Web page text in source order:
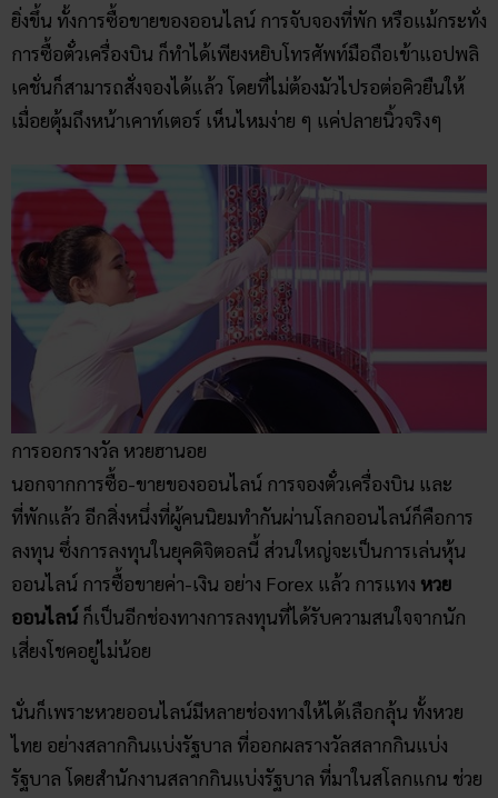
ยิ่งขึ้น ทั้งการซื้อขายของออนไลน์ การจับจองที่พัก หรือแม้กระทั่ง
การซื้อตั๋วเครื่องบิน ก็ทำได้เพียงหยิบโทรศัพท์มือถือเข้าแอปพลิ
เคชั่นก็สามารถสั่งจองได้แล้ว โดยที่ไม่ต้องมัวไปรอต่อคิวยืนให้
เมื่อยตุ้มถึงหน้าเคาท์เตอร์ เห็นไหมง่าย ๆ แค่ปลายนิ้วจริงๆ
การออกรางวัล หวยฮานอย
นอกจากการซื้อ-ขายของออนไลน์ การจองตั๋วเครื่องบิน และ
ที่พักแล้ว อีกสิ่งหนึ่งที่ผู้คนนิยมทำกันผ่านโลกออนไลน์ก็คือการ
ลงทุน ซึ่งการลงทุนในยุคดิจิตอลนี้ ส่วนใหญ่จะเป็นการเล่นหุ้น
ออนไลน์ การซื้อขายค่า-เงิน อย่าง Forex แล้ว การแทง หวย
ออนไลน์ ก็เป็นอีกช่องทางการลงทุนที่ได้รับความสนใจจากนัก
เสี่ยงโชคอยู่ไม่น้อย
นั่นก็เพราะหวยออนไลน์มีหลายช่องทางให้ได้เลือกลุ้น ทั้งหวย
ไทย อย่างสลากกินแบ่งรัฐบาล ที่ออกผลรางวัลสลากกินแบ่ง
รัฐบาล โดยสำนักงานสลากกินแบ่งรัฐบาล ที่มาในสโลกแกน ช่วย